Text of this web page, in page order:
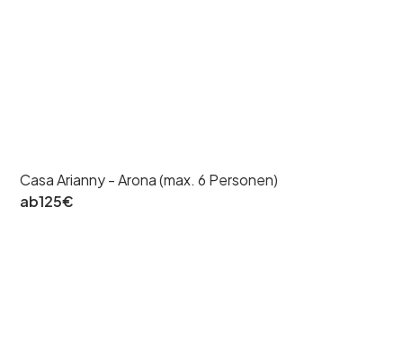
Casa Arianny - Arona (max. 6 Personen)
ab125€